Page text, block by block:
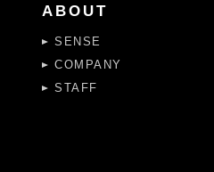
ABOUT
SENSE
COMPANY
STAFF